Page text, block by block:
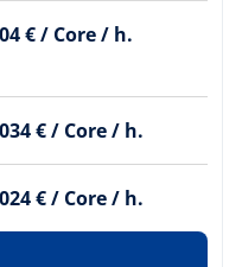
€ / Core / h.
€ / Core / h.
€ / Core / h.